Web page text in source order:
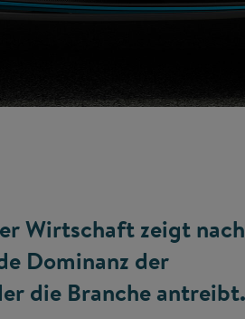
Wirtschaft zeigt
Dominanz der
die Branche antreibt.